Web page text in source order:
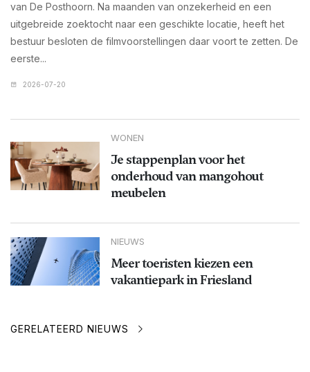
van De Posthoorn. Na maanden van onzekerheid en een
uitgebreide zoektocht naar een geschikte locatie, heeft het
bestuur besloten de filmvoorstellingen daar voort te zetten. De
eerste...
2026-07-20
WONEN
Je stappenplan voor het
onderhoud van mangohout
meubelen
NIEUWS
Meer toeristen kiezen een
vakantiepark in Friesland
GERELATEERD NIEUWS